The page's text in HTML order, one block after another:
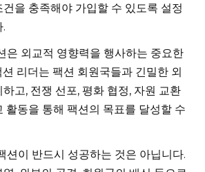
을 충족해야 가입할 수 있도록 설정
은 외교적 영향력을 행사하는 중요한
리더는 팩션 회원국들과 긴밀한 외
고, 전쟁 선포, 평화 협정, 자원 교환
활동을 통해 팩션의 목표를 달성할 수
션이 반드시 성공하는 것은 아닙니다.